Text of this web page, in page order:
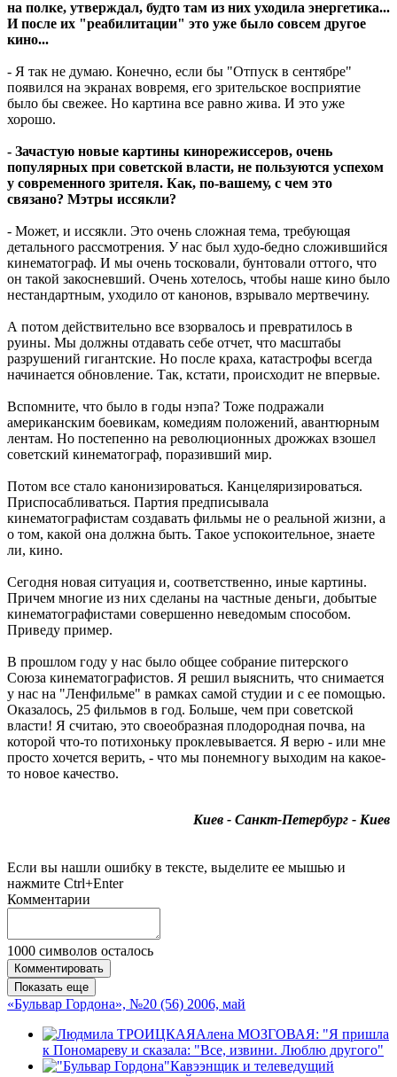
на полке, утверждал, будто там из них уходила энергетика...
И после их "реабилитации" это уже было совсем другое
кино...
- Я так не думаю. Конечно, если бы "Отпуск в сентябре"
появился на экранах вовремя, его зрительское восприятие
было бы свежее. Но картина все равно жива. И это уже
хорошо.
- Зачастую новые картины кинорежиссеров, очень
популярных при советской власти, не пользуются успехом
у современного зрителя. Как, по-вашему, с чем это
связано? Мэтры иссякли?
- Может, и иссякли. Это очень сложная тема, требующая
детального рассмотрения. У нас был худо-бедно сложившийся
кинематограф. И мы очень тосковали, бунтовали оттого, что
он такой закосневший. Очень хотелось, чтобы наше кино было
нестандартным, уходило от канонов, взрывало мертвечину.
А потом действительно все взорвалось и превратилось в
руины. Мы должны отдавать себе отчет, что масштабы
разрушений гигантские. Но после краха, катастрофы всегда
начинается обновление. Так, кстати, происходит не впервые.
Вспомните, что было в годы нэпа? Тоже подражали
американским боевикам, комедиям положений, авантюрным
лентам. Но постепенно на революционных дрожжах взошел
советский кинематограф, поразивший мир.
Потом все стало канонизироваться. Канцеляризироваться.
Приспосабливаться. Партия предписывала
кинематографистам создавать фильмы не о реальной жизни, а
о том, какой она должна быть. Такое успокоительное, знаете
ли, кино.
Сегодня новая ситуация и, соответственно, иные картины.
Причем многие из них сделаны на частные деньги, добытые
кинематографистами совершенно неведомым способом.
Приведу пример.
В прошлом году у нас было общее собрание питерского
Союза кинематографистов. Я решил выяснить, что снимается
у нас на "Ленфильме" в рамках самой студии и с ее помощью.
Оказалось, 25 фильмов в год. Больше, чем при советской
власти! Я считаю, это своеобразная плодородная почва, на
которой что-то потихоньку проклевывается. Я верю - или мне
просто хочется верить, - что мы понемногу выходим на какое-
то новое качество.
Киев - Санкт-Петербург - Киев
Если вы нашли ошибку в тексте, выделите ее мышью и
нажмите Ctrl+Enter
Комментарии
1000 символов осталось
Комментировать
Показать еще
«Бульвар Гордона», №20 (56) 2006, май
Алена МОЗГОВАЯ: "Я пришла
к Пономареву и сказала: "Все, извини. Люблю другого"
Кавээнщик и телеведущий